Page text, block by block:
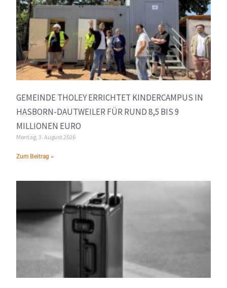
GEMEINDE THOLEY ERRICHTET KINDERCAMPUS IN
HASBORN-DAUTWEILER FÜR RUND 8,5 BIS 9
MILLIONEN EURO
Montag, 3. August 2026
Zum Beitrag »